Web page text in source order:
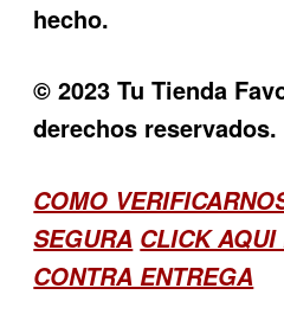
hecho.
© 2023 Tu Tienda
derechos reservados.
COMO
SEGURA CLICK
CONTRA ENTREGA